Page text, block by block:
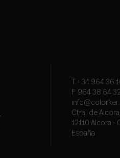
T.+34 964 36
F. 964 38 64 32
Ctra. de
12110 Alcora -
España